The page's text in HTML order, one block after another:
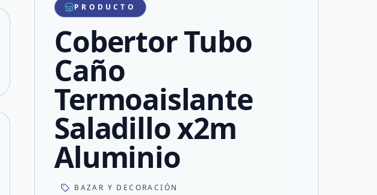
Compartir por mail
Compartir en Facebook
PRODUCTO
Cobertor Tubo
Caño
Termoaislante
Saladillo x2m
Aluminio
BAZAR Y DECORACIÓN